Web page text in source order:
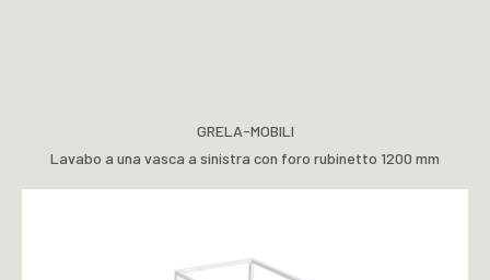
GRELA-MOBILI
Lavabo a una vasca a sinistra con foro rubinetto 1200 mm